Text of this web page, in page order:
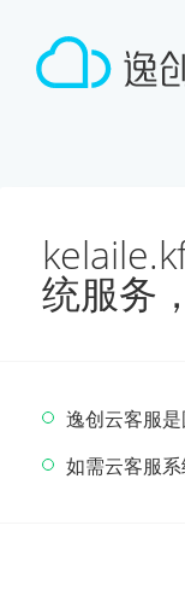
统服务
逸创云客服是
如需云客服系